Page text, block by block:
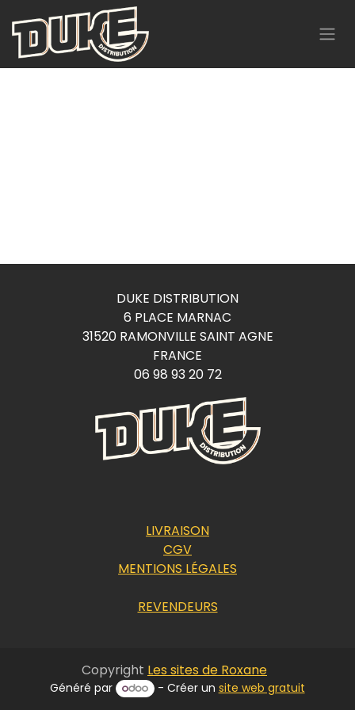
Se rendre au contenu
DUKE DISTRIBUTION
6 PLACE MARNAC
31520 RAMONVILLE SAINT AGNE
FRANCE
06 98 93 20 72
LIVRAISON
CGV
MENTIONS LÉGALES
REVENDEURS
Copyright Les sites de Roxane
Généré par - Créer un site web gratuit